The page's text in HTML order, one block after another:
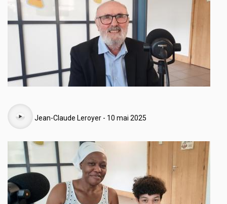
Audio
Jean-Claude Leroyer - 10 mai 2025